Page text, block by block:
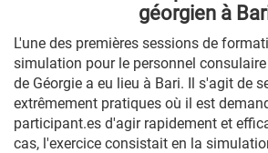
géorgien à
L'une des premières sessions de
simulation pour le personnel
de Géorgie a eu lieu à Bari. Il s'agit de
extrêmement pratiques où il est
participant.es d'agir rapidement et
cas, l'exercice consistait en la